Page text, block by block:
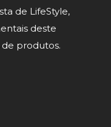
de LifeStyle,
deste
produtos.